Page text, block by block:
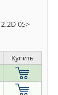
05>
Купить